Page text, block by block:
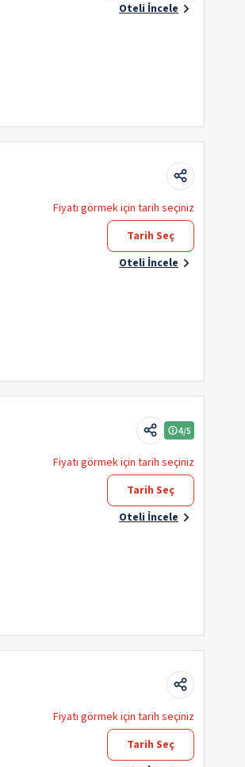
Oteli İncele
Fiyatı görmek için tarih seçiniz
Tarih Seç
Oteli İncele
4/5
Fiyatı görmek için tarih seçiniz
Tarih Seç
Oteli İncele
Fiyatı görmek için tarih seçiniz
Tarih Seç